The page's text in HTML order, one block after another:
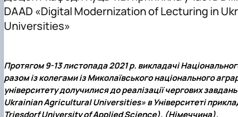
Основні напрями роботи
ННЛ біоеконометрики та дейтамайнінгу
PhD
Інформація для магістрів
Практична підготовка
Скринька довіри
Науковий гурток “Цифрова статистика”
Науково-практичні конференції, круглі столи, семінари
Наукові проекти
DAAD «Digital Modernization of Lecturing in
Universities»
Протягом 9-13 листопада 2021 р. викладачі
разом із колегами із Миколаївського національного
університету долучилися до реалізації чергових
Ukrainian Agricultural Universities» в Університеті
Triesdorf University of Applied Science), (Німеччина).